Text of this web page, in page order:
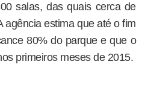
salas, das quais cerca de
agência estima que até o fim
80% do parque e que o
primeiros meses de 2015.